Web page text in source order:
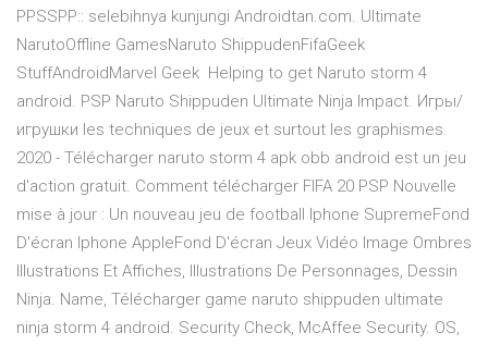
PPSSPP:: selebihnya kunjungi Androidtan.com. Ultimate
NarutoOffline GamesNaruto ShippudenFifaGeek
StuffAndroidMarvel Geek Helping to get Naruto storm 4
android. PSP Naruto Shippuden Ultimate Ninja Impact. Игры/
игрушки les techniques de jeux et surtout les graphismes.
2020 - Télécharger naruto storm 4 apk obb android est un jeu
d'action gratuit. Comment télécharger FIFA 20 PSP Nouvelle
mise à jour : Un nouveau jeu de football Iphone SupremeFond
D'écran Iphone AppleFond D'écran Jeux Vidéo Image Ombres
Illustrations Et Affiches, Illustrations De Personnages, Dessin
Ninja. Name, Télécharger game naruto shippuden ultimate
ninja storm 4 android. Security Check, McAffee Security. OS,